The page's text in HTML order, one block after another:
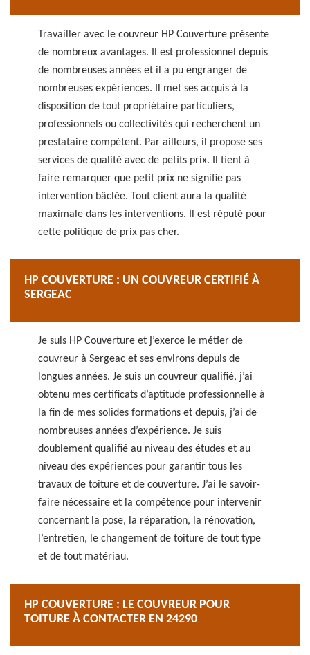
Travailler avec le couvreur HP Couverture présente
de nombreux avantages. Il est professionnel depuis
de nombreuses années et il a pu engranger de
nombreuses expériences. Il met ses acquis à la
disposition de tout propriétaire particuliers,
professionnels ou collectivités qui recherchent un
prestataire compétent. Par ailleurs, il propose ses
services de qualité avec de petits prix. Il tient à
faire remarquer que petit prix ne signifie pas
intervention bâclée. Tout client aura la qualité
maximale dans les interventions. Il est réputé pour
cette politique de prix pas cher.
HP COUVERTURE : UN COUVREUR CERTIFIÉ À
SERGEAC
Je suis HP Couverture et j’exerce le métier de
couvreur à Sergeac et ses environs depuis de
longues années. Je suis un couvreur qualifié, j’ai
obtenu mes certificats d’aptitude professionnelle à
la fin de mes solides formations et depuis, j’ai de
nombreuses années d’expérience. Je suis
doublement qualifié au niveau des études et au
niveau des expériences pour garantir tous les
travaux de toiture et de couverture. J’ai le savoir-
faire nécessaire et la compétence pour intervenir
concernant la pose, la réparation, la rénovation,
l’entretien, le changement de toiture de tout type
et de tout matériau.
HP COUVERTURE : LE COUVREUR POUR
TOITURE À CONTACTER EN 24290